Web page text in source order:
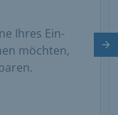
Ihres Ein-
möchten,